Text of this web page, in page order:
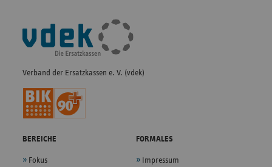
Fußleisten-
Navigation
Verband der Ersatzkassen e. V. (vdek)
BEREICHE
Fokus
FORMALES
Impressum